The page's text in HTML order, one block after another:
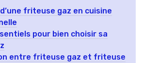
friteuse gaz en cuisine
pour bien choisir sa
entre friteuse gaz et friteuse